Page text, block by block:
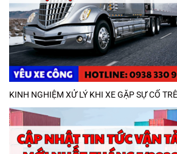
KINH NGHIỆM XỬ LÝ KHI XE GẶP SỰ CỐ